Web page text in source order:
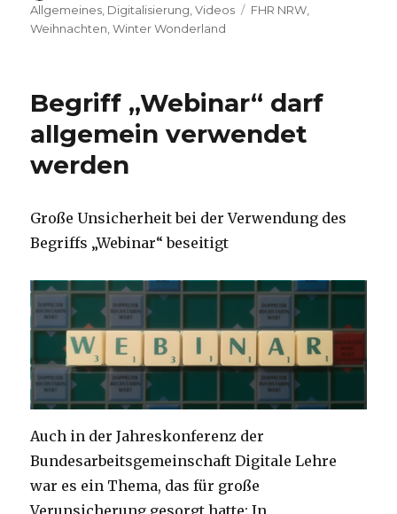
am
Allgemeines Digitalisierung ,Videos Schlagwörter
FHR NRW
Weihnachten ,Winter Wonderland
Begriff „Webinar“ darf
allgemein verwendet
werden
Große Unsicherheit bei der Verwendung des
Begriffs „Webinar“ beseitigt
Auch in der Jahreskonferenz der
Bundesarbeitsgemeinschaft Digitale Lehre
war es ein Thema, das für große